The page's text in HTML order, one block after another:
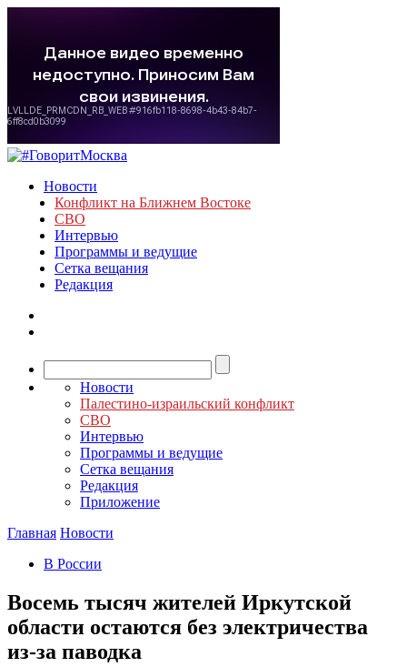
Новости
Конфликт на Ближнем Востоке
СВО
Интервью
Программы и ведущие
Сетка вещания
Редакция
Новости
Палестино-израильский конфликт
СВО
Интервью
Программы и ведущие
Сетка вещания
Редакция
Приложение
Главная Новости
В России
Восемь тысяч жителей Иркутской
области остаются без электричества
из-за паводка